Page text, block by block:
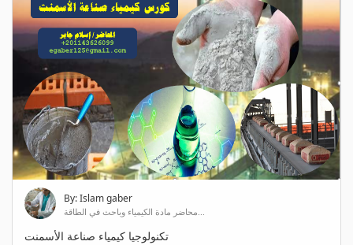
By: Islam gaber
محاضر مادة الكيمياء وباحث في الطاقة...
تكنولوجيا كيمياء صناعة الأسمنت